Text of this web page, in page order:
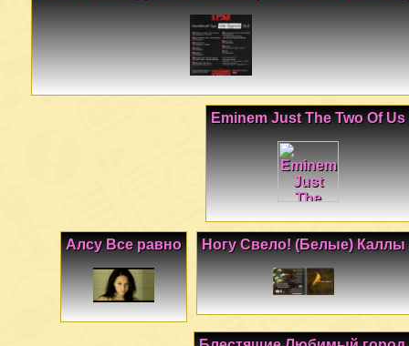
Eminem Just The Two Of Us
Ногу Свело! (Белые) Каллы
Алсу Все равно